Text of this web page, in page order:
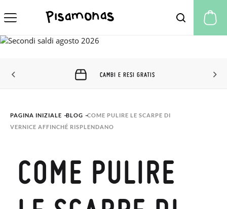
CAMBI E RESI GRATIS
PAGINA INIZIALE BLOG
COME PULIRE LE SCARPE DI
VERNICE AFFINCHÉ RISPLENDANO
COME PULIRE